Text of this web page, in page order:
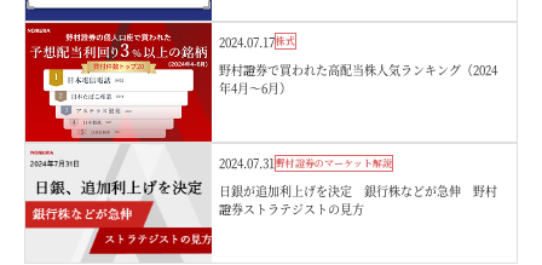
2024.07.17株式
野村證券で買われた高配当株人気ランキング（2024
年4月～6月）
2024.07.31野村證券のマーケット解説
日銀が追加利上げを決定 銀行株などが急伸 野村
證券ストラテジストの見方